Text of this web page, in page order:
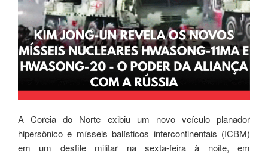
A Coreia do Norte exibiu um novo veículo planador
hipersônico e mísseis balísticos intercontinentais (ICBM)
em um desfile militar na sexta-feira à noite, em